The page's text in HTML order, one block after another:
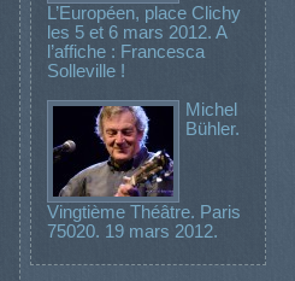
L’Européen, place Clichy
les 5 et 6 mars 2012. A
l’affiche : Francesca
Solleville !
Michel
Bühler.
Vingtième Théâtre. Paris
75020. 19 mars 2012.